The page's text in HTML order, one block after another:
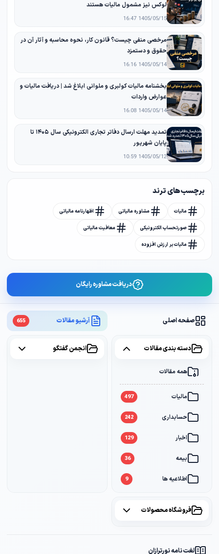
صفحه اصلی آرشیو مقالات 655
دسته بندی مقالات
همه مقالات
مالیات 497
حسابداری 242
اخبار 129
بیمه 36
اطلاعیه ها 9
انجمن گفتگو
فروشگاه محصولات
لغت نامه نورترازان
لوکس نیز مشمول مالیات هستند
1405/05/15 16:47
مرخصی منفی چیست؟ قانون کار، نحوه محاسبه و آثار آن در
حقوق و دستمزد
1405/05/14 16:16
بخشنامه مالیات کولبری و ملوانی ابلاغ شد | دریافت مالیات و
عوارض واردات
1405/05/14 16:08
تمدید مهلت ارسال دفاتر تجاری الکترونیکی سال ۱۴۰۵ تا
پایان شهریور
1405/05/12 10:59
برچسب های ترند
مالیات مشاوره مالیاتی اظهارنامه مالیاتی
صورتحساب الکترونیکی معافیت مالیاتی
مالیات بر ارزش افزوده
دریافت مشاوره رایگان